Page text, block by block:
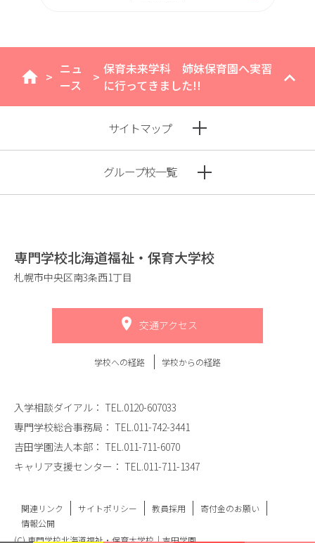
home
> ニュ
ース
> 保育未来学科 姉妹保育園へ実習
に行ってきました!!
サイトマップ
グループ校一覧
専門学校北海道福祉・保育大学校
札幌市中央区南3条西1丁目
交通アクセス
学校への経路 学校からの経路
入学相談ダイアル： TEL.0120-607033
専門学校総合事務局： TEL.011-742-3441
吉田学園法人本部： TEL.011-711-6070
キャリア支援センター： TEL.011-711-1347
関連リンク サイトポリシー 教員採用
寄付金のお願い
情報公開
(C) 専門学校北海道福祉・保育大学校｜吉田学園